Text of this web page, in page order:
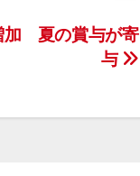
加 夏の賞与が寄
与